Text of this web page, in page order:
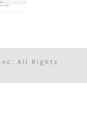
All Rights